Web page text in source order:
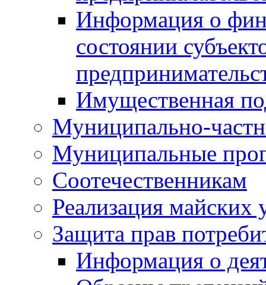
Информация о
состоянии
Имущественная
Муниципально-
Муниципальные
Соотечественникам
Реализация майских
Защита прав
Информация о